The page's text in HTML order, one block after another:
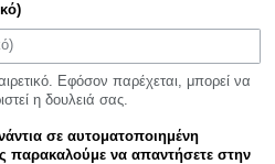
Εφόσον παρέχεται, μπορεί να
η δουλειά σας.
σε αυτοματοποιημένη
παρακαλούμε να απαντήσετε στην